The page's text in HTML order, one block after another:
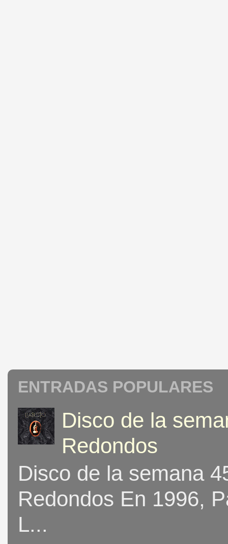
ENTRADAS POPULARES
Disco de la
Redondos
Disco de la semana
Redondos En 1996,
L...